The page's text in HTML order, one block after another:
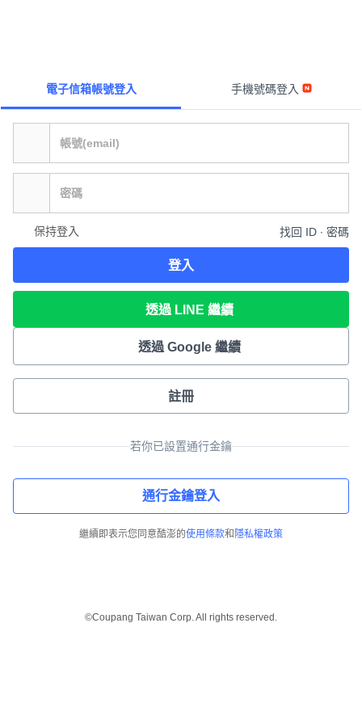
電子信箱帳號登入 手機號碼登入
保持登入 找回 ID ∙ 密碼
登入
透過 LINE 繼續
透過 Google 繼續
註冊
若你已設置通行金鑰
通行金鑰登入
繼續即表示您同意酷澎的使用條款和 隱私權政策
©Coupang Taiwan Corp. All rights reserved.